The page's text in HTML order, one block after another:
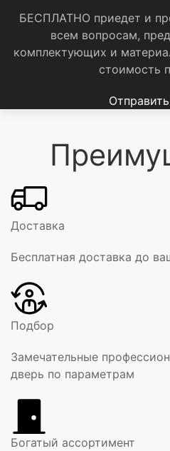
БЕСПЛАТНО приедет и
всем вопросам,
комплектующих и
стоимость
Доставка
Бесплатная доставка до
Подбор
Замечательные
дверь по параметрам
Богатый ассортимент